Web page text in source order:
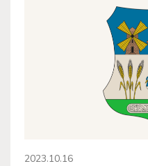
2023.10.16